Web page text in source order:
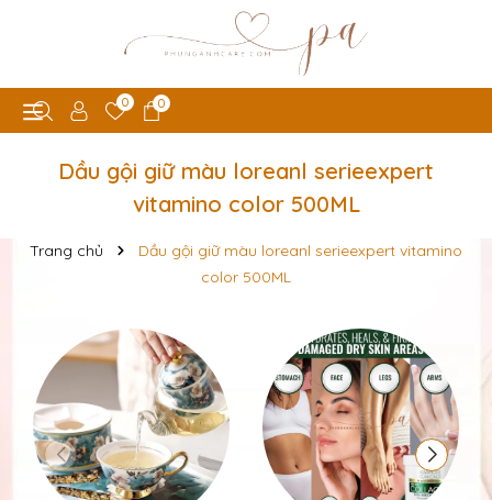
0 0
Dầu gội giữ màu loreanl serieexpert
vitamino color 500ML
Trang chủ
Dầu gội giữ màu loreanl serieexpert vitamino
color 500ML